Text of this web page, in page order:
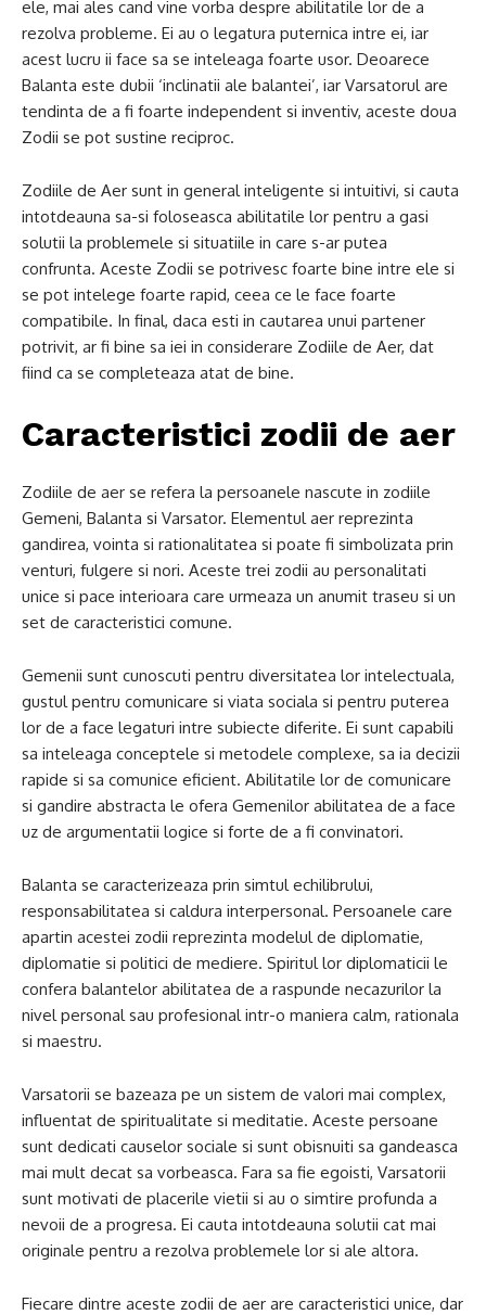
ele, mai ales cand vine vorba despre abilitatile lor de a
rezolva probleme. Ei au o legatura puternica intre ei, iar
acest lucru ii face sa se inteleaga foarte usor. Deoarece
Balanta este dubii ‘inclinatii ale balantei’, iar Varsatorul are
tendinta de a fi foarte independent si inventiv, aceste doua
Zodii se pot sustine reciproc.
Zodiile de Aer sunt in general inteligente si intuitivi, si cauta
intotdeauna sa-si foloseasca abilitatile lor pentru a gasi
solutii la problemele si situatiile in care s-ar putea
confrunta. Aceste Zodii se potrivesc foarte bine intre ele si
se pot intelege foarte rapid, ceea ce le face foarte
compatibile. In final, daca esti in cautarea unui partener
potrivit, ar fi bine sa iei in considerare Zodiile de Aer, dat
fiind ca se completeaza atat de bine.
Caracteristici zodii de aer
Zodiile de aer se refera la persoanele nascute in zodiile
Gemeni, Balanta si Varsator. Elementul aer reprezinta
gandirea, vointa si rationalitatea si poate fi simbolizata prin
venturi, fulgere si nori. Aceste trei zodii au personalitati
unice si pace interioara care urmeaza un anumit traseu si un
set de caracteristici comune.
Gemenii sunt cunoscuti pentru diversitatea lor intelectuala,
gustul pentru comunicare si viata sociala si pentru puterea
lor de a face legaturi intre subiecte diferite. Ei sunt capabili
sa inteleaga conceptele si metodele complexe, sa ia decizii
rapide si sa comunice eficient. Abilitatile lor de comunicare
si gandire abstracta le ofera Gemenilor abilitatea de a face
uz de argumentatii logice si forte de a fi convinatori.
Balanta se caracterizeaza prin simtul echilibrului,
responsabilitatea si caldura interpersonal. Persoanele care
apartin acestei zodii reprezinta modelul de diplomatie,
diplomatie si politici de mediere. Spiritul lor diplomaticii le
confera balantelor abilitatea de a raspunde necazurilor la
nivel personal sau profesional intr-o maniera calm, rationala
si maestru.
Varsatorii se bazeaza pe un sistem de valori mai complex,
influentat de spiritualitate si meditatie. Aceste persoane
sunt dedicati causelor sociale si sunt obisnuiti sa gandeasca
mai mult decat sa vorbeasca. Fara sa fie egoisti, Varsatorii
sunt motivati de placerile vietii si au o simtire profunda a
nevoii de a progresa. Ei cauta intotdeauna solutii cat mai
originale pentru a rezolva problemele lor si ale altora.
Fiecare dintre aceste zodii de aer are caracteristici unice, dar